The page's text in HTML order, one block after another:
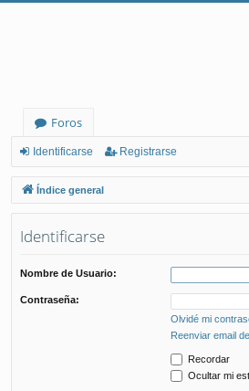
Foros
Identificarse Registrarse
Índice general
Identificarse
Nombre de Usuario:
Contraseña:
Olvidé mi
Reenviar email
Recordar
Ocultar mi